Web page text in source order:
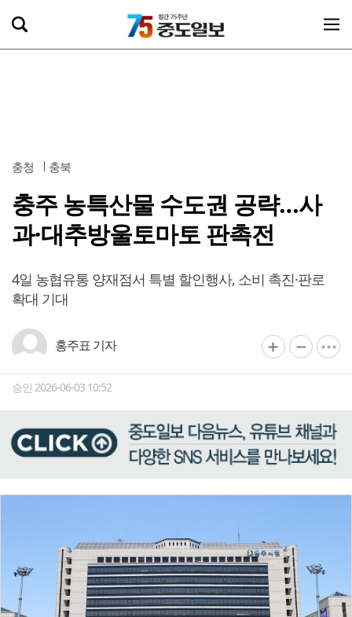
충청 충북
충주 농특산물 수도권 공략…사
과·대추방울토마토 판촉전
4일 농협유통 양재점서 특별 할인행사, 소비 촉진·판로
확대 기대
홍주표 기자
승인 2026-06-03 10:52